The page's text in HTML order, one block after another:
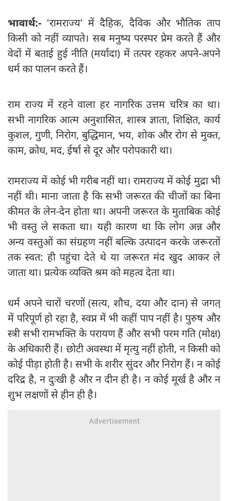
भावार्थ:- 'रामराज्य' में दैहिक, दैविक और भौतिक ताप
किसी को नहीं व्यापते। सब मनुष्य परस्पर प्रेम करते हैं और
वेदों में बताई हुई नीति (मर्यादा) में तत्पर रहकर अपने-अपने
धर्म का पालन करते हैं।
राम राज्य में रहने वाला हर नागरिक उत्तम चरित्र का था।
सभी नागरिक आत्म अनुशासित, शास्त्र ज्ञाता, शिक्षित, कार्य
कुशल, गुणी, निरोग, बुद्धिमान, भय, शोक और रोग से मुक्त,
काम, क्रोध, मद, ईर्षा से दूर और परोपकारी था।
रामराज्य में कोई भी गरीब नहीं था। रामराज्य में कोई मुद्रा भी
नहीं थी। माना जाता है कि सभी जरूरत की चीजों का बिना
कीमत के लेन-देन होता था। अपनी जरूरत के मुताबिक कोई
भी वस्तु ले सकता था। यही कारण था कि लोग अन्न और
अन्य वस्तुओं का संग्रहण नहीं बल्कि उत्पादन करके जरूरतों
तक स्वत: ही पहुंचा देते थे या जरूरत मंद खुद आकर ले
जाता था। प्रत्येक व्यक्ति श्रम को महत्व देता था।
धर्म अपने चारों चरणों (सत्य, शौच, दया और दान) से जगत्‌
में परिपूर्ण हो रहा है, स्वप्न में भी कहीं पाप नहीं है। पुरुष और
स्त्री सभी रामभक्ति के परायण हैं और सभी परम गति (मोक्ष)
के अधिकारी हैं। छोटी अवस्था में मृत्यु नहीं होती, न किसी को
कोई पीड़ा होती है। सभी के शरीर सुंदर और निरोग हैं। न कोई
दरिद्र है, न दुःखी है और न दीन ही है। न कोई मूर्ख है और न
शुभ लक्षणों से हीन ही है।